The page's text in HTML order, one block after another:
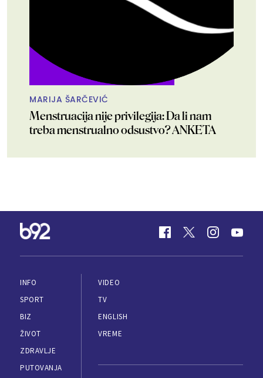
MARIJA ŠARČEVIĆ
Menstruacija nije privilegija: Da li nam
treba menstrualno odsustvo? ANKETA
INFO
SPORT
BIZ
ŽIVOT
ZDRAVLJE
PUTOVANJA
VIDEO
TV
ENGLISH
VREME